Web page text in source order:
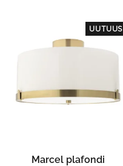
UUTUUS
Marcel plafondi